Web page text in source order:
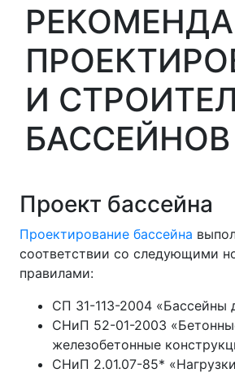
И
БАССЕЙНОВ
Проект бассейна
Проектирование бассейна
соответствии со следующими
правилами:
СП 31-113-2004 «Бассейны
СНиП 52-01-2003
железобетонные
СНиП 2.01.07-85*